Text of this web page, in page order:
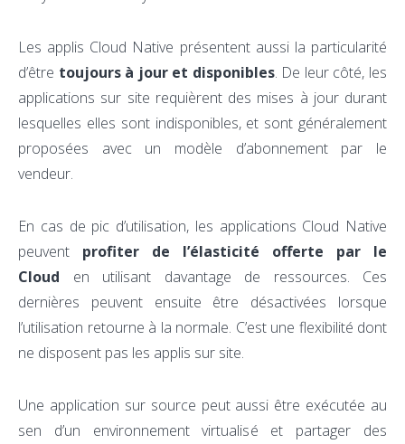
Les applis Cloud Native présentent aussi la particularité
d’être toujours à jour et disponibles. De leur côté, les
applications sur site requièrent des mises à jour durant
lesquelles elles sont indisponibles, et sont généralement
proposées avec un modèle d’abonnement par le
vendeur.
En cas de pic d’utilisation, les applications Cloud Native
peuvent profiter de l’élasticité offerte par le
Cloud en utilisant davantage de ressources. Ces
dernières peuvent ensuite être désactivées lorsque
l’utilisation retourne à la normale. C’est une flexibilité dont
ne disposent pas les applis sur site.
Une application sur source peut aussi être exécutée au
sen d’un environnement virtualisé et partager des